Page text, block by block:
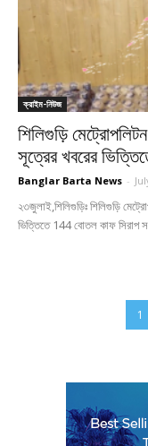
ক্রাইম-নিউজ
শিলিগুড়ি
সূত্রের খবরের
Banglar Barta News -
২৩জুলাই,শিলিগুড়িঃ শিলিগুড়ি
ভিত্তিতে 144 বোতল কাফ সিরাপ
1